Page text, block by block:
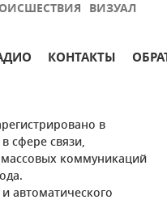
ВИЗУАЛ
КОНТАКТЫ
в
сфере связи,
коммуникаций
автоматического